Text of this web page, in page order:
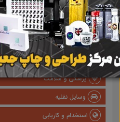
گروه ها
املاک
صنعتی
پزشکی و سلامت
وسایل نقلیه
استخدام و کاریابی